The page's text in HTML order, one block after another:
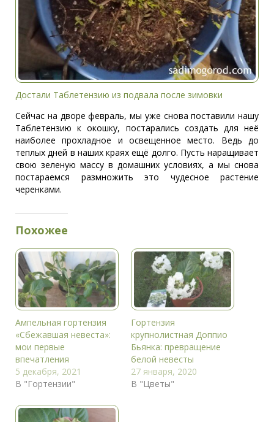
Достали Таблетензию из подвала после зимовки
Сейчас на дворе февраль, мы уже снова поставили нашу
Таблетензию к окошку, постарались создать для неё
наиболее прохладное и освещенное место. Ведь до
теплых дней в наших краях ещё долго. Пусть наращивает
свою зеленую массу в домашних условиях, а мы снова
постараемся размножить это чудесное растение
черенками.
Похожее
Ампельная гортензия
«Сбежавшая невеста»:
мои первые
впечатления
5 декабря, 2021
В "Гортензии"
Гортензия
крупнолистная Доппио
Бьянка: превращение
белой невесты
27 января, 2020
В "Цветы"